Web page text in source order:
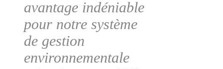
avantage indéniable
pour notre système
de gestion
environnementale